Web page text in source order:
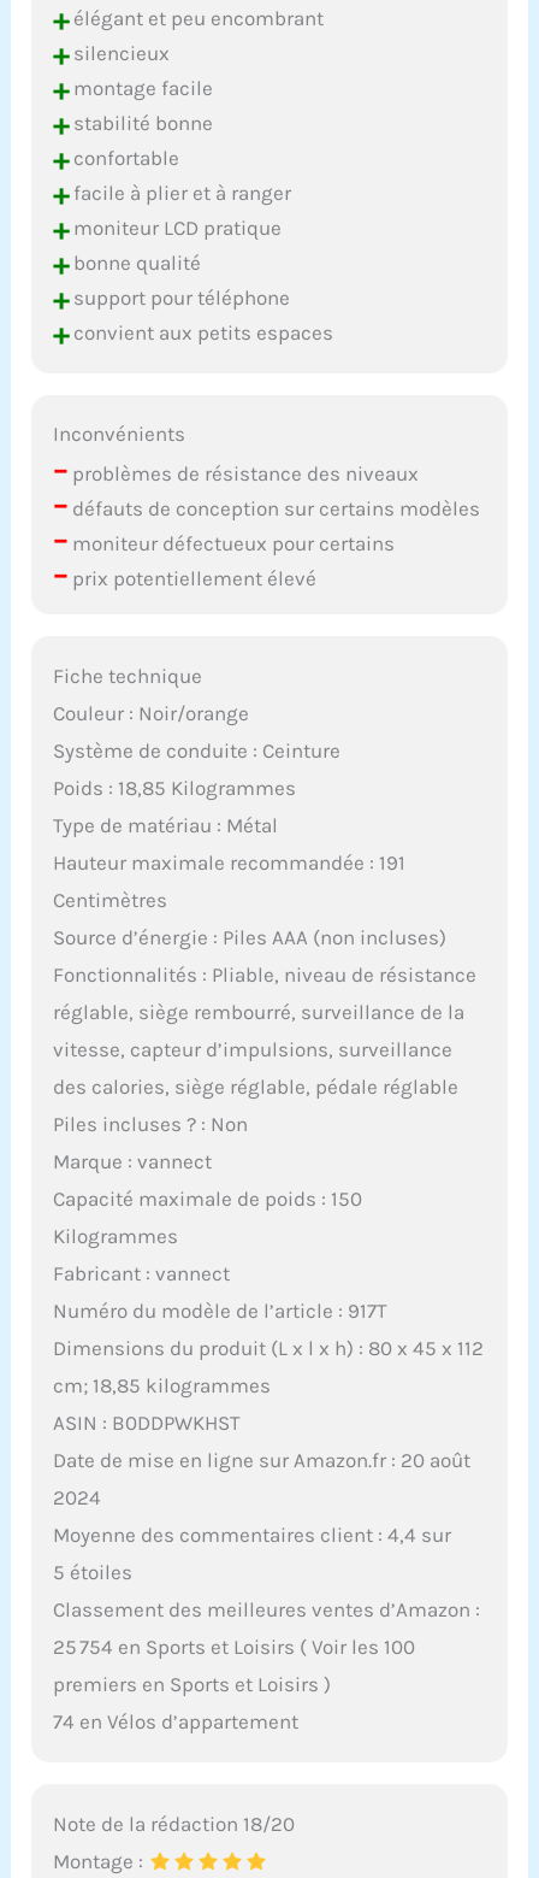
+élégant et peu encombrant
+silencieux
+montage facile
+stabilité bonne
+confortable
+facile à plier et à ranger
+moniteur LCD pratique
+bonne qualité
+support pour téléphone
+convient aux petits espaces
Inconvénients
– problèmes de résistance des niveaux
– défauts de conception sur certains modèles
– moniteur défectueux pour certains
– prix potentiellement élevé
Fiche technique
Couleur : Noir/orange
Système de conduite : Ceinture
Poids : 18,85 Kilogrammes
Type de matériau : Métal
Hauteur maximale recommandée : 191
Centimètres
Source d’énergie : Piles AAA (non incluses)
Fonctionnalités : Pliable, niveau de résistance
réglable, siège rembourré, surveillance de la
vitesse, capteur d’impulsions, surveillance
des calories, siège réglable, pédale réglable
Piles incluses ? : Non
Marque : vannect
Capacité maximale de poids : 150
Kilogrammes
Fabricant : vannect
Numéro du modèle de l’article : 917T
Dimensions du produit (L x l x h) : 80 x 45 x 112
cm; 18,85 kilogrammes
ASIN : B0DDPWKHST
Date de mise en ligne sur Amazon.fr : 20 août
2024
Moyenne des commentaires client : 4,4 sur
5 étoiles
Classement des meilleures ventes d’Amazon :
25 754 en Sports et Loisirs ( Voir les 100
premiers en Sports et Loisirs )
74 en Vélos d’appartement
Note de la rédaction 18/20
Montage :